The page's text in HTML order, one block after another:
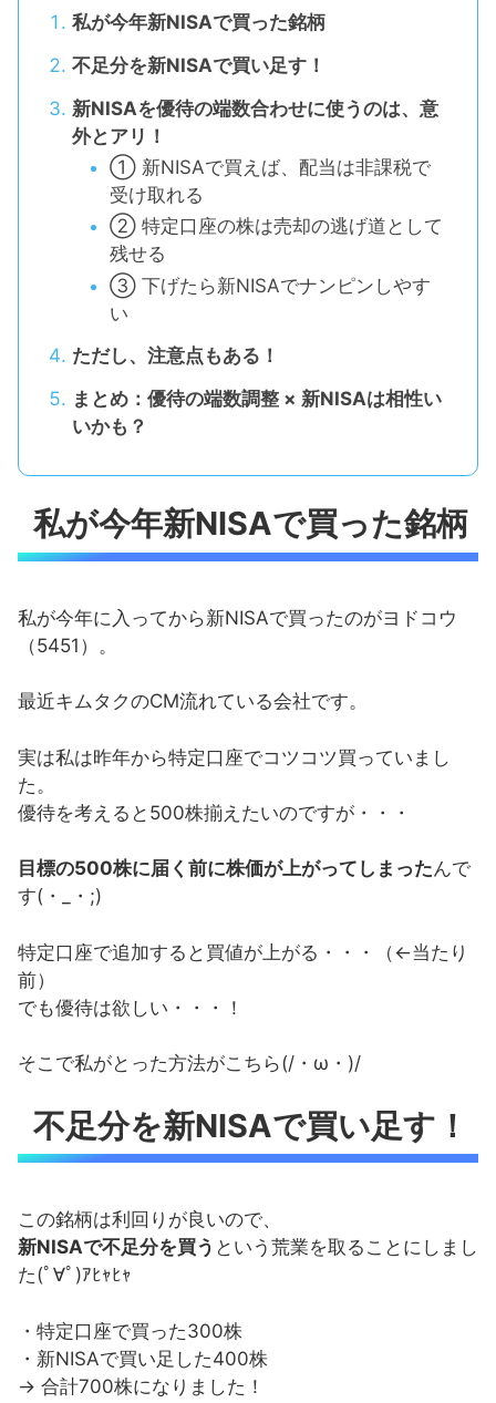
私が今年新NISAで買った銘柄
不足分を新NISAで買い足す！
新NISAを優待の端数合わせに使うのは、意
外とアリ！
① 新NISAで買えば、配当は非課税で
受け取れる
② 特定口座の株は売却の逃げ道として
残せる
③ 下げたら新NISAでナンピンしやす
い
ただし、注意点もある！
まとめ：優待の端数調整 × 新NISAは相性い
いかも？
私が今年新NISAで買った銘柄
私が今年に入ってから新NISAで買ったのがヨドコウ
（5451）。
最近キムタクのCM流れている会社です。
実は私は昨年から特定口座でコツコツ買っていまし
た。
優待を考えると500株揃えたいのですが・・・
目標の500株に届く前に株価が上がってしまったんで
す(・_・;)
特定口座で追加すると買値が上がる・・・（←当たり
前）
でも優待は欲しい・・・！
そこで私がとった方法がこちら(/・ω・)/
不足分を新NISAで買い足す！
この銘柄は利回りが良いので、
新NISAで不足分を買う という荒業を取ることにしまし
た(ﾟ∀ﾟ)ｱﾋｬﾋｬ
・特定口座で買った300株
・新NISAで買い足した400株
→ 合計700株になりました！